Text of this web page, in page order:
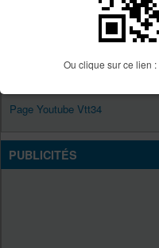
Ou clique sur ce lien :
Page Youtube Vtt34
PUBLICITÉS